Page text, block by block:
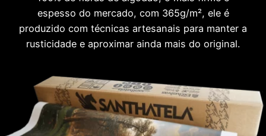
espesso do mercado, com 365g/m², ele é
produzido com técnicas artesanais para manter a
rusticidade e aproximar ainda mais do original.